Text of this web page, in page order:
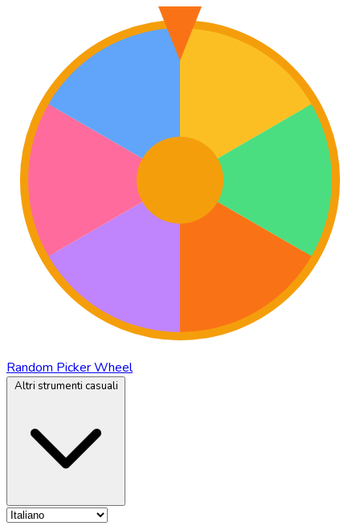
Random Picker Wheel